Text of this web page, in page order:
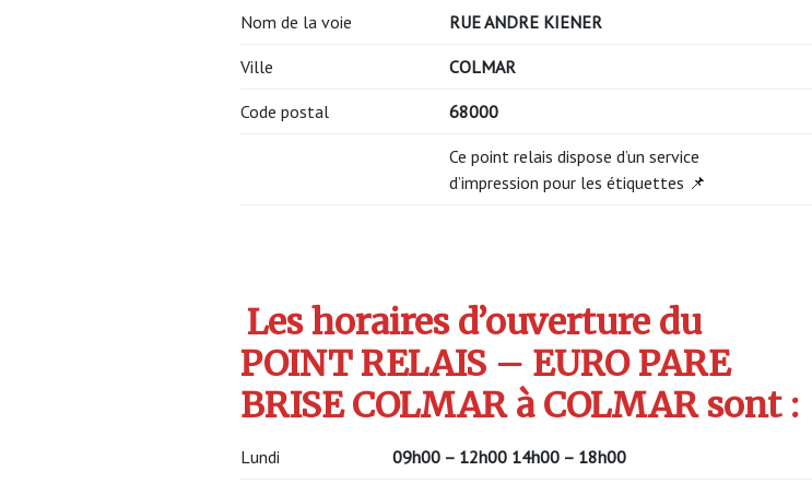
Nom de la voie RUE ANDRE KIENER
Ville COLMAR
Code postal 68000
Ce point relais dispose d’un service
d’impression pour les étiquettes 📌
Les horaires d’ouverture du
POINT RELAIS – EURO PARE
BRISE COLMAR à COLMAR sont :
Lundi 09h00 – 12h00 14h00 – 18h00